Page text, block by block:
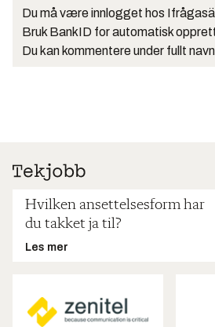
Du må være innlogget hos
Bruk BankID for automatisk
Du kan kommentere under fullt
Hvilken ansettelsesform har
du takket ja til?
Les mer